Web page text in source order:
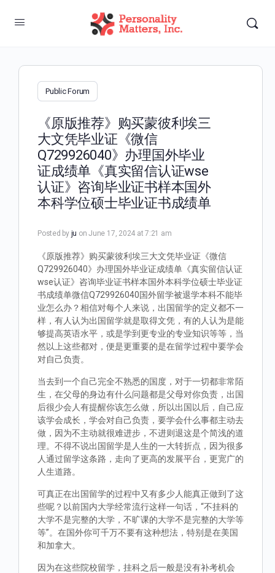
Public Forum
《原版推荐》购买蒙彼利埃三
大文凭毕业证《微信
Q729926040》办理国外毕业
证成绩单《真实留信认证wse
认证》咨询毕业证书样本国外
本科学位硕士毕业证书成绩单
Posted by ju on June 17, 2024 at 7:21 am
《原版推荐》购买蒙彼利埃三大文凭毕业证《微信
Q729926040》办理国外毕业证成绩单《真实留信认证
wse认证》咨询毕业证书样本国外本科学位硕士毕业证
书成绩单微信Q729926040国外留学被退学本科不能毕
业怎么办？相信对每个人来说，出国留学的定义都不一
样，有人认为出国留学就是取得文凭，有的人认为是能
够提高英语水平，或是学到更专业的专业知识等等，当
然以上这些都对，便是更重要的是在留学过程中要学会
对自己负责。
当去到一个自己完全不熟悉的国度，对于一切都非常陌
生，在父母的身边有什么问题都是父母对你负责，出国
后很少会人有提醒你该怎么做，所以出国以后，自己应
该学会成长，学会对自己负责，要学会什么事都主动去
做，因为不主动就很难进步，不进则退这是个简浅的道
理。不得不说出国留学是人生的一大转折点，因为很多
人通过留学这条路，走向了更高的发展平台，更宽广的
人生道路。
可真正在出国留学的过程中又有多少人能真正做到了这
些呢？以前国内大学经常流行这样一句话，“不挂科的
大学不是完整的大学，不旷课的大学不是完整的大学等
等”。在国外你可千万不要有这种想法，特别是在美国
和加拿大。
因为在这些院校留学，挂科之后一般是没有补考机会